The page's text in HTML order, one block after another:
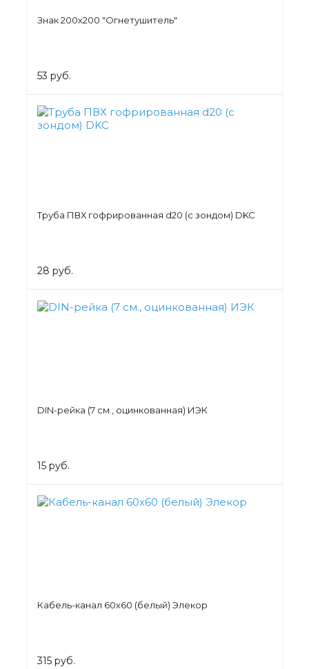
Знак 200х200 "Огнетушитель"
53 руб.
Труба ПВХ гофрированная d20 (с зондом) DKC
28 руб.
DIN-рейка (7 см., оцинкованная) ИЭК
15 руб.
Кабель-канал 60х60 (белый) Элекор
315 руб.